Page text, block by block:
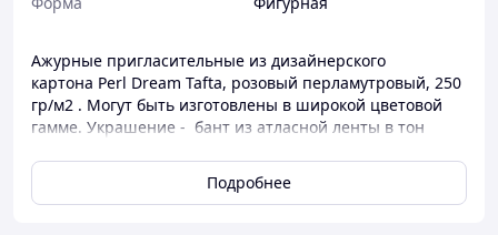
Ажурные пригласительные из дизайнерского
картона Perl Dream Tafta, розовый перламутровый, 250
гр/м2 . Могут быть изготовлены в широкой цветовой
гамме. Украшение - бант из атласной ленты в тон
цвете по желанию заказчика.
Пригласительная открытка изготовлена также из
Подробнее